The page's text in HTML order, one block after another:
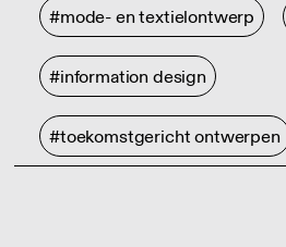
#mode- en textielontwerp
#information design
#toekomstgericht ontwerpen